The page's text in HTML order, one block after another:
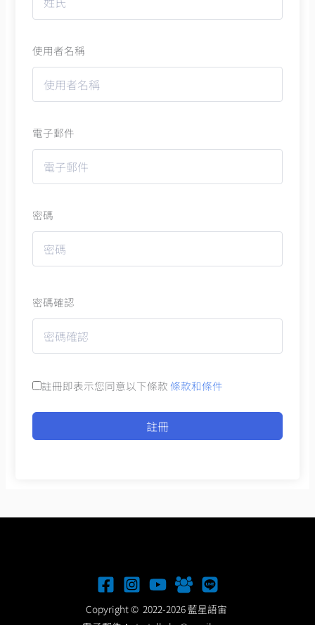
使用者名稱
電子郵件
密碼
密碼確認
註冊即表示您同意以下條款 條款和條件
註冊
Copyright © 2022-2026 藍星語宙